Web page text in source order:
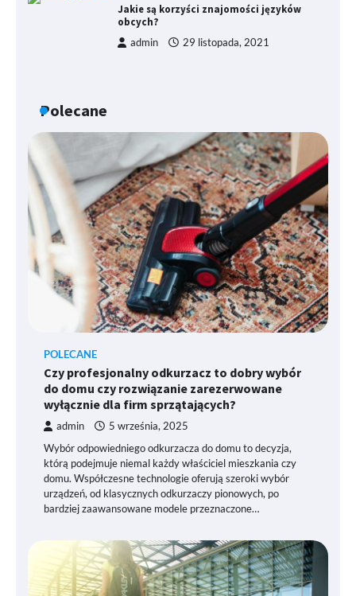
Jakie są korzyści znajomości języków
obcych?
admin 29 listopada, 2021
Polecane
POLECANE
Czy profesjonalny odkurzacz to dobry wybór
do domu czy rozwiązanie zarezerwowane
wyłącznie dla firm sprzątających?
admin 5 września, 2025
Wybór odpowiedniego odkurzacza do domu to decyzja,
którą podejmuje niemal każdy właściciel mieszkania czy
domu. Współczesne technologie oferują szeroki wybór
urządzeń, od klasycznych odkurzaczy pionowych, po
bardziej zaawansowane modele przeznaczone…